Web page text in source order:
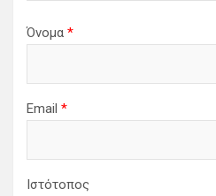
Όνομα *
Email *
Ιστότοπος